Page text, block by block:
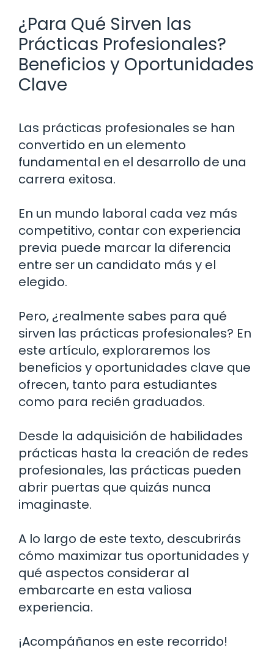
¿Para Qué Sirven las
Prácticas Profesionales?
Beneficios y Oportunidades
Clave
Las prácticas profesionales se han
convertido en un elemento
fundamental en el desarrollo de una
carrera exitosa.
En un mundo laboral cada vez más
competitivo, contar con experiencia
previa puede marcar la diferencia
entre ser un candidato más y el
elegido.
Pero, ¿realmente sabes para qué
sirven las prácticas profesionales? En
este artículo, exploraremos los
beneficios y oportunidades clave que
ofrecen, tanto para estudiantes
como para recién graduados.
Desde la adquisición de habilidades
prácticas hasta la creación de redes
profesionales, las prácticas pueden
abrir puertas que quizás nunca
imaginaste.
A lo largo de este texto, descubrirás
cómo maximizar tus oportunidades y
qué aspectos considerar al
embarcarte en esta valiosa
experiencia.
¡Acompáñanos en este recorrido!